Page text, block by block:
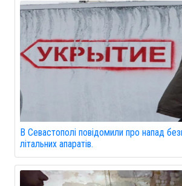
В Севастополі повідомили про напад
літальних апаратів.